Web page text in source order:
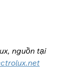
nguồn tại